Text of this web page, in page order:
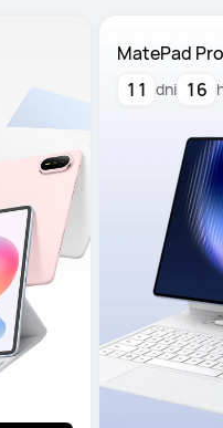
MatePad
11 dni 16